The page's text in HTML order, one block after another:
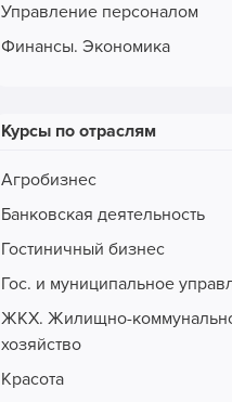
Управление персоналом
Финансы. Экономика
Курсы по отраслям
Агробизнес
Банковская деятельность
Гостиничный бизнес
Гос. и муниципальное
ЖКХ. Жилищно-
хозяйство
Красота